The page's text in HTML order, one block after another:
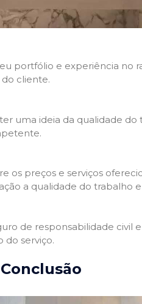
portfólio e experiência no
cliente.
uma ideia da qualidade
preços e serviços
a qualidade do trabalho
de responsabilidade civil
do serviço.
Conclusão